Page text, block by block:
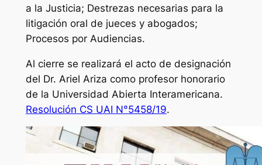
a la Justicia; Destrezas necesarias para la
litigación oral de jueces y abogados;
Procesos por Audiencias.
Al cierre se realizará el acto de designación
del Dr. Ariel Ariza como profesor honorario
de la Universidad Abierta Interamericana.
Resolución CS UAI N°5458/19.